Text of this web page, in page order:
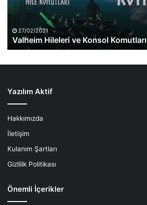
27/02/2021
Valheim Hileleri ve Konsol Komutları
Yazılım Aktif
Hakkımızda
İletişim
Kulanım Şartları
Gizlilik Politikası
Önemli İçerikler